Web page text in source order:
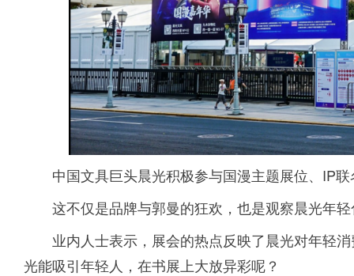
中国文具巨头晨光积极参与国漫主题展位、IP
这不仅是品牌与郭曼的狂欢，也是观察晨光年
业内人士表示，展会的热点反映了晨光对年轻
光能吸引年轻人，在书展上大放异彩呢？